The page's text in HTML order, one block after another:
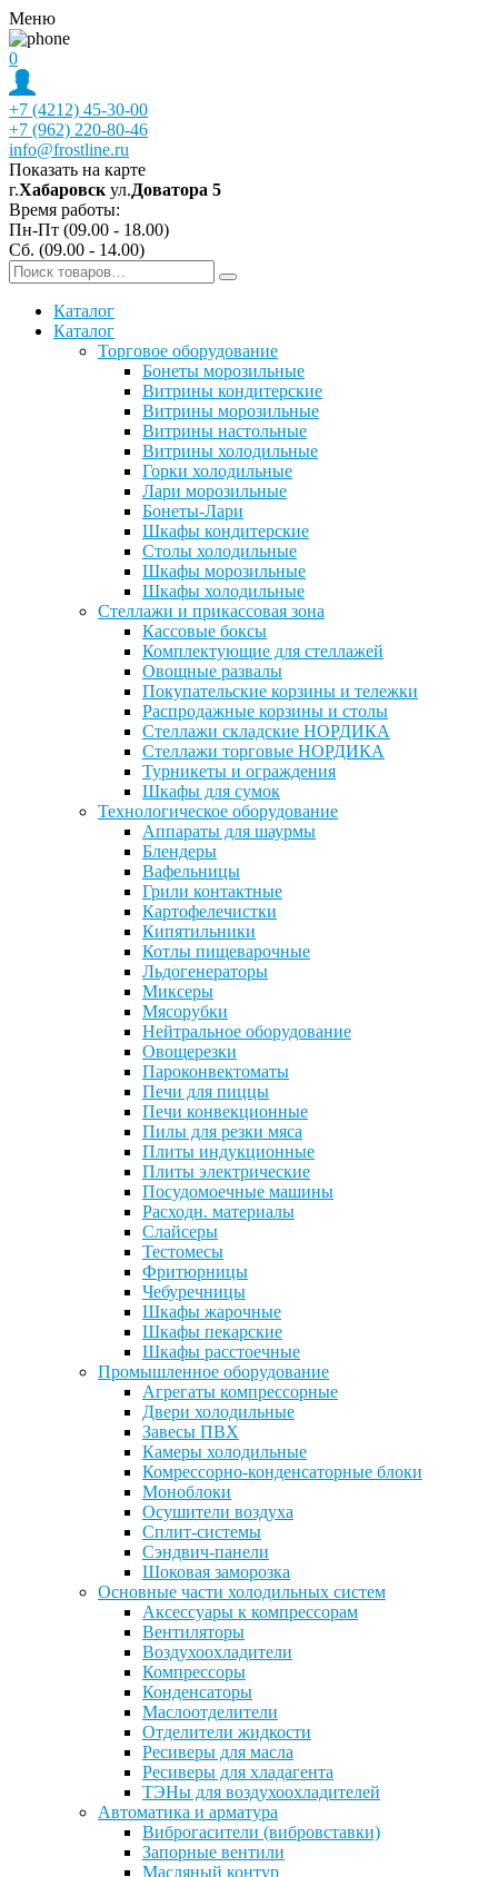
Меню
0
+7 (4212) 45-30-00
+7 (962) 220-80-46
info@frostline.ru
Показать на карте
г.Хабаровск ул.Доватора 5
Время работы:
Пн-Пт (09.00 - 18.00)
Сб. (09.00 - 14.00)
Каталог
Каталог
Торговое оборудование
Бонеты морозильные
Витрины кондитерские
Витрины морозильные
Витрины настольные
Витрины холодильные
Горки холодильные
Лари морозильные
Бонеты-Лари
Шкафы кондитерские
Столы холодильные
Шкафы морозильные
Шкафы холодильные
Стеллажи и прикассовая зона
Кассовые боксы
Комплектующие для стеллажей
Овощные развалы
Покупательские корзины и тележки
Распродажные корзины и столы
Стеллажи складские НОРДИКА
Стеллажи торговые НОРДИКА
Турникеты и ограждения
Шкафы для сумок
Технологическое оборудование
Аппараты для шаурмы
Блендеры
Вафельницы
Грили контактные
Картофелечистки
Кипятильники
Котлы пищеварочные
Льдогенераторы
Миксеры
Мясорубки
Нейтральное оборудование
Овощерезки
Пароконвектоматы
Печи для пиццы
Печи конвекционные
Пилы для резки мяса
Плиты индукционные
Плиты электрические
Посудомоечные машины
Расходн. материалы
Слайсеры
Тестомесы
Фритюрницы
Чебуречницы
Шкафы жарочные
Шкафы пекарские
Шкафы расстоечные
Промышленное оборудование
Агрегаты компрессорные
Двери холодильные
Завесы ПВХ
Камеры холодильные
Комрессорно-конденсаторные блоки
Моноблоки
Осушители воздуха
Сплит-системы
Сэндвич-панели
Шоковая заморозка
Основные части холодильных систем
Аксессуары к компрессорам
Вентиляторы
Воздухоохладители
Компрессоры
Конденсаторы
Маслоотделители
Отделители жидкости
Ресиверы для масла
Ресиверы для хладагента
ТЭНы для воздухоохладителей
Автоматика и арматура
Виброгасители (вибровставки)
Запорные вентили
Масляный контур